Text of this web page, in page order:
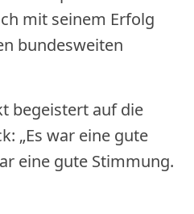
mit seinem Erfolg
bundesweiten
begeistert auf die
„Es war eine gute
eine gute Stimmung.